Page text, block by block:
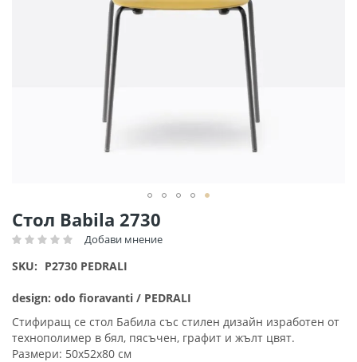
Стол Babila 2730
Рейтинг: Добави мнение
SKU P2730 PEDRALI
design: odo fioravanti / PEDRALI
Стифиращ се стол Бабила със стилен дизайн изработен от
технополимер в бял, пясъчен, графит и жълт цвят.
Размери: 50х52х80 см
Преминете
към
началото
на
със
снимки